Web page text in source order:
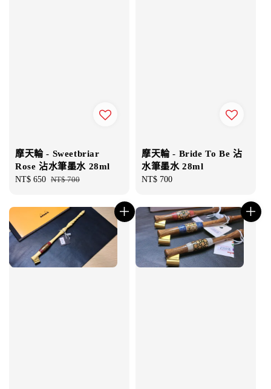
摩天輪 - Sweetbriar
Rose 沾水筆墨水 28ml
Sale
NT$ 650 Regular
NT$ 700
摩天輪 - Bride To Be 沾
水筆墨水 28ml
Regular
NT$ 700